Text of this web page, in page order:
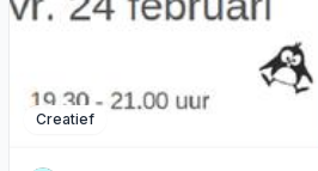
Creatief